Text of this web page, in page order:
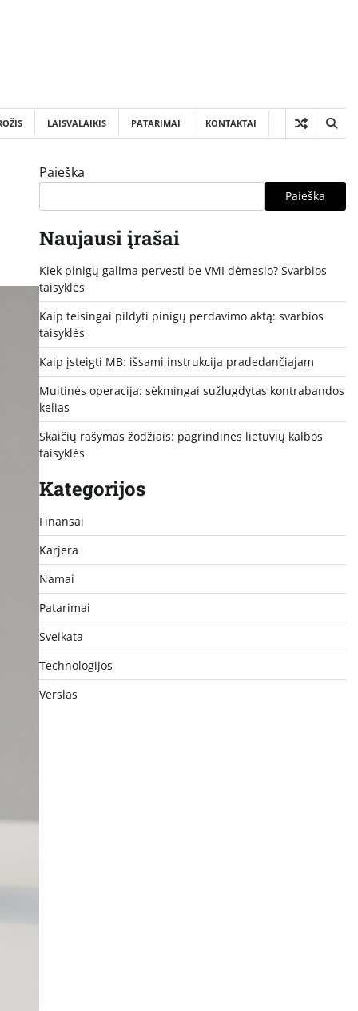
LAISVALAIKIS PATARIMAI KONTAKTAI
Paieška
Paieška
Naujausi įrašai
Kiek pinigų galima pervesti be VMI dėmesio? Svarbios
taisyklės
Kaip teisingai pildyti pinigų perdavimo aktą: svarbios
taisyklės
Kaip įsteigti MB: išsami instrukcija pradedančiajam
Muitinės operacija: sėkmingai sužlugdytas kontrabandos
kelias
Skaičių rašymas žodžiais: pagrindinės lietuvių kalbos
taisyklės
Kategorijos
Finansai
Karjera
Namai
Patarimai
Sveikata
Technologijos
Verslas